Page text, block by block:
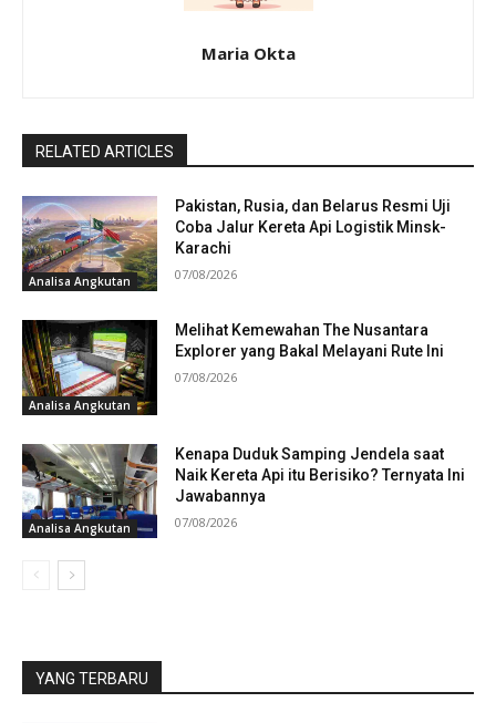
Maria Okta
RELATED ARTICLES
Analisa Angkutan
Pakistan, Rusia, dan Belarus Resmi Uji
Coba Jalur Kereta Api Logistik Minsk-
Karachi
07/08/2026
Analisa Angkutan
Melihat Kemewahan The Nusantara
Explorer yang Bakal Melayani Rute Ini
07/08/2026
Analisa Angkutan
Kenapa Duduk Samping Jendela saat
Naik Kereta Api itu Berisiko? Ternyata Ini
Jawabannya
07/08/2026
YANG TERBARU